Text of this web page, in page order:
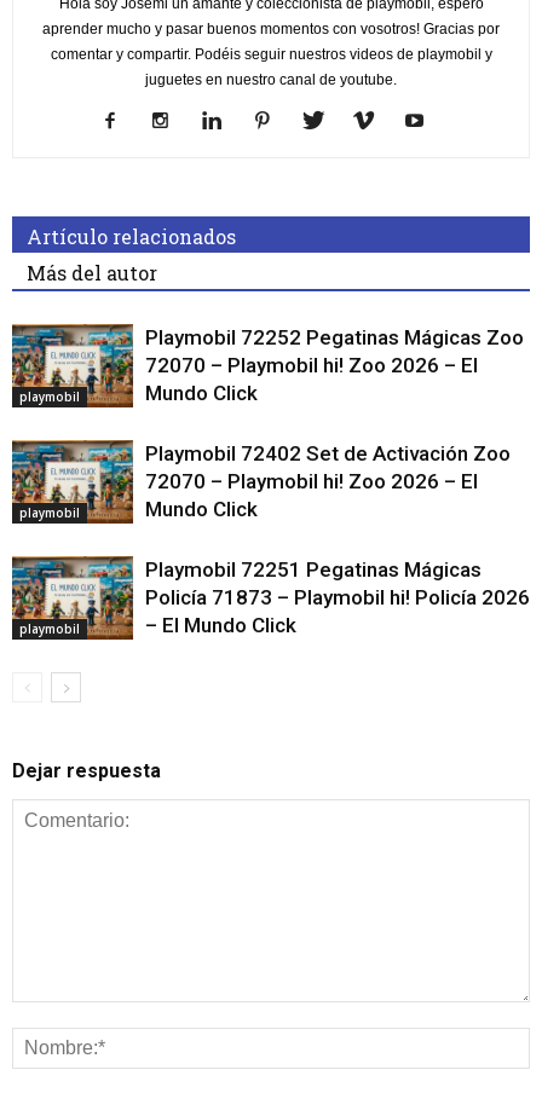
Hola soy Josemi un amante y coleccionista de playmobil, espero
aprender mucho y pasar buenos momentos con vosotros! Gracias por
comentar y compartir. Podéis seguir nuestros videos de playmobil y
juguetes en nuestro canal de youtube.
Artículo relacionados
Más del autor
playmobil
Playmobil 72252 Pegatinas Mágicas Zoo
72070 – Playmobil hi! Zoo 2026 – El
Mundo Click
playmobil
Playmobil 72402 Set de Activación Zoo
72070 – Playmobil hi! Zoo 2026 – El
Mundo Click
playmobil
Playmobil 72251 Pegatinas Mágicas
Policía 71873 – Playmobil hi! Policía 2026
– El Mundo Click
Dejar respuesta